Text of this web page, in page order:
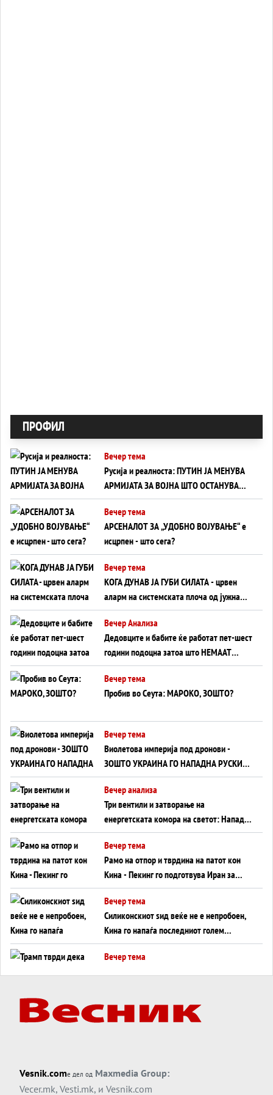
ПРОФИЛ
Вечер тема
Русија и реалноста: ПУТИН ЈА МЕНУВА
АРМИЈАТА ЗА ВОЈНА ШТО ОСТАНУВА
БЕЗ ФРОНТ
Вечер тема
АРСЕНАЛОТ ЗА „УДОБНО ВОЈУВАЊЕ“ е
исцрпен - што сега?
Вечер тема
КОГА ДУНАВ ЈА ГУБИ СИЛАТА - црвен
аларм на системската плоча од јужна
Германија до Црното Море...
Вечер Анализа
Дедовците и бабите ќе работат пет-шест
години подоцна затоа што НЕМААТ
ВНУЦИ ДА ГИ ЗАМЕНАТ
Вечер тема
Пробив во Сеута: МАРОКО, ЗОШТО?
Вечер тема
Виолетова империја под дронови -
ЗОШТО УКРАИНА ГО НАПАДНА РУСКИОТ
WILDBERRIES
Вечер анализа
Три вентили и затворање на
енергетската комора на светот: Нападот
во Суец најавува глобален енергетски
инфаркт?
Вечер тема
Рамо на отпор и тврдина на патот кон
Кина - Пекинг го подготвува Иран за
американска копнена инвазија
Вечер тема
Силиконскиот ѕид веќе не е непробоен,
Кина го напаѓа последниот голем
монопол на Западот?
Вечер тема
Вечер тема
ДЛАБОКО УДОЛУ: Сметководствените
Вечер тема
АТОМСКО ДОМИНО НА БЛИСКИОТ
Vesnik.comе дел од Maxmedia Group:
Vecer.mk, Vesti.mk, и Vesnik.com